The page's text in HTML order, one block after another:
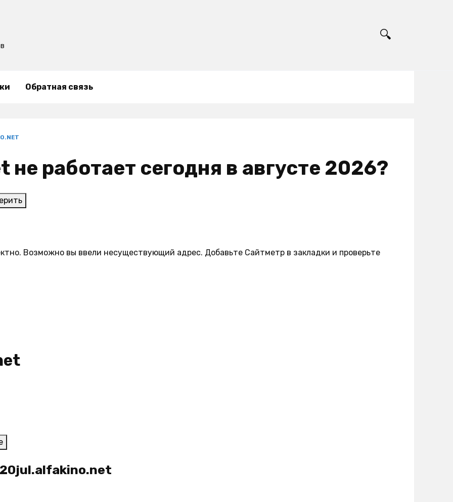
Обратная связь
работает сегодня в августе 2026?
Возможно вы ввели несуществующий адрес. Добавьте Сайтметр в закладки и проверьте